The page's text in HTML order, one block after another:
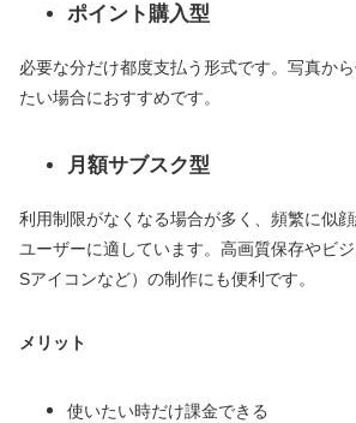
ポイント購入型
必要な分だけ都度支払う形式です。写真か
たい場合におすすめです。
月額サブスク型
利用制限がなくなる場合が多く、頻繁に似
ユーザーに適しています。高画質保存やビ
Sアイコンなど）の制作にも便利です。
メリット
使いたい時だけ課金できる